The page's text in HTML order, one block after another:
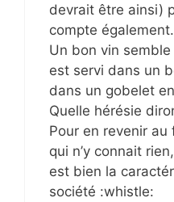
devrait être ainsi)
compte
Un bon vin semble
est servi dans un
dans un gobelet
Quelle hérésie
Pour en revenir
qui n’y connait
est bien la
société :whistle: